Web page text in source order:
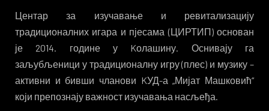
Центар за изучавање и ревитализацију
традиционалних игара и пјесама (ЦИРТИП) основан
је 2014. године у Kолашину. Оснивају га
заљубљеници у традиционалну игру (плес) и музику –
активни и бивши чланови KУД-а „Мијат Машковић“
који препознају важност изучавања насљеђа.